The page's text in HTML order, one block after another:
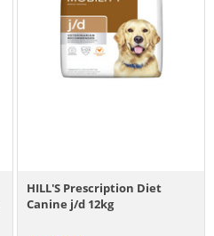
HILL'S Prescription Diet
Canine j/d 12kg